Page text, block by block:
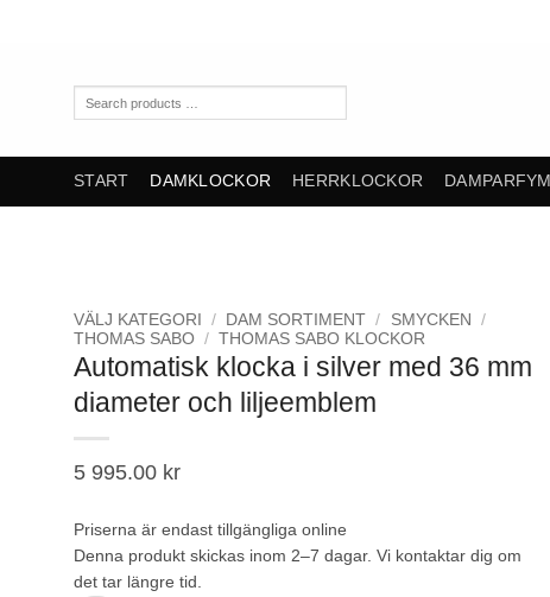
START DAMKLOCKOR HERRKLOCKOR DAMPARFYM
VÄLJ KATEGORI / DAM SORTIMENT / SMYCKEN
/
THOMAS SABO / THOMAS SABO KLOCKOR
Automatisk klocka i silver med 36 mm
diameter och liljeemblem
5 995.00 kr
Priserna är endast tillgängliga online
Denna produkt skickas inom 2–7 dagar. Vi kontaktar dig om
det tar längre tid.